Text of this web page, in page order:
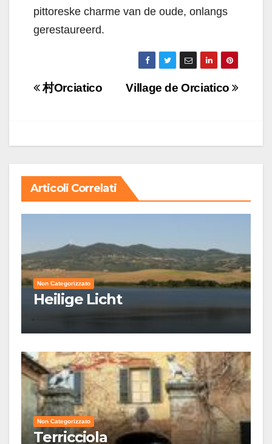
pittoreske charme van de oude, onlangs
gerestaureerd.
NavigazioneVillage de Orciatico
村Orciatico
Articoli Correlati
Non Categorizzato
Heilige Licht
Non Categorizzato
Terricciola